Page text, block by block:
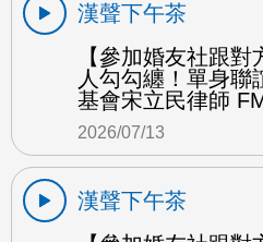
漢聲下午茶
【參加婚友社跟
人勾勾纏！單身聯
基會宋立民律師
2026/07/13
漢聲下午茶